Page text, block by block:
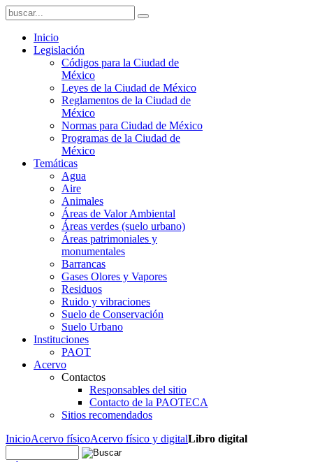
Inicio
Legislación
Códigos para la Ciudad de
México
Leyes de la Ciudad de México
Reglamentos de la Ciudad de
México
Normas para Ciudad de México
Programas de la Ciudad de
México
Temáticas
Agua
Aire
Animales
Áreas de Valor Ambiental
Áreas verdes (suelo urbano)
Áreas patrimoniales y
monumentales
Barrancas
Gases Olores y Vapores
Residuos
Ruido y vibraciones
Suelo de Conservación
Suelo Urbano
Instituciones
PAOT
Acervo
Contactos
Responsables del sitio
Contacto de la PAOTECA
Sitios recomendados
InicioAcervo físicoAcervo físico y digitalLibro digital